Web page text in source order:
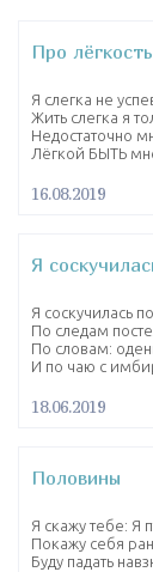
Про лёгкость
Я слегка не
Жить слегка я
Недостаточно
Лёгкой БЫТЬ
16.08.2019
Я
Я соскучилась
По следам
По словам:
И по чаю с
18.06.2019
Половины
Я скажу тебе: Я
Покажу себя
Буду падать